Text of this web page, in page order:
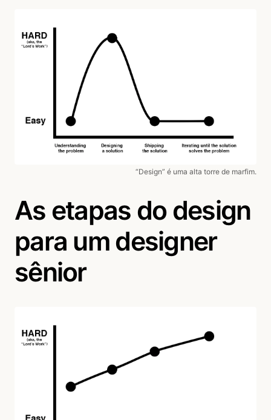
“Design” é uma alta torre de marfim.
As etapas do design
para um designer
sênior